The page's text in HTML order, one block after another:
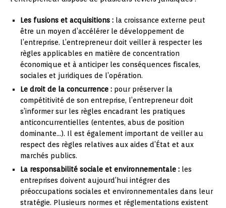
Les fusions et acquisitions : la croissance externe peut
être un moyen d’accélérer le développement de
l’entreprise. L’entrepreneur doit veiller à respecter les
règles applicables en matière de concentration
économique et à anticiper les conséquences fiscales,
sociales et juridiques de l’opération.
Le droit de la concurrence : pour préserver la
compétitivité de son entreprise, l’entrepreneur doit
s’informer sur les règles encadrant les pratiques
anticoncurrentielles (ententes, abus de position
dominante…). Il est également important de veiller au
respect des règles relatives aux aides d’État et aux
marchés publics.
La responsabilité sociale et environnementale : les
entreprises doivent aujourd’hui intégrer des
préoccupations sociales et environnementales dans leur
stratégie. Plusieurs normes et réglementations existent